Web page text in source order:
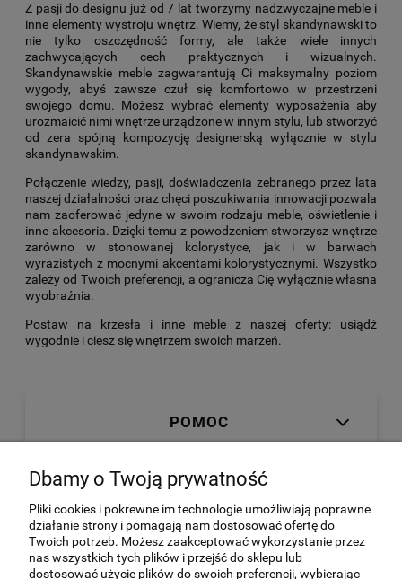
Z pasji do designu już od 7 lat tworzymy nadzwyczajne meble i
inne elementy wystroju wnętrz. Wiemy, że styl skandynawski to
nie tylko oszczędność formy, ale także wiele innych
zachwycających cech praktycznych i wizualnych.
Skandynawskie meble zagwarantują Ci maksymalny poziom
wygody, abyś zawsze czuł się komfortowo w przestrzeni
swojego domu. Możesz wybrać elementy wyposażenia aby
urozmaicić nimi wnętrze urządzone w innym stylu, lub stworzyć
od zera spójną kompozycję designerską wyłącznie w stylu
skandynawskim.
Połączenie wiedzy, pasji, doświadczenia zebranego przez lata
naszej działalności oraz chęci poszukiwania innowacji pozwala
nam zaoferować jedyne w swoim rodzaju meble, oświetlenie i
inne akcesoria. Dzięki temu z powodzeniem stworzysz wnętrze
zarówno w stonowanej kolorystyce, jak i w barwach
wyrazistych z mocnymi akcentami kolorystycznymi. Wszystko
zależy od Twoich preferencji, a ogranicza Cię wyłącznie własna
wyobraźnia.
Postaw na krzesła i inne meble z naszej oferty: usiądź
wygodnie i ciesz się wnętrzem swoich marzeń.
POMOC
MOJE KONTO
SKLEP ON-LINE
Dbamy o Twoją prywatność
Pliki cookies i pokrewne im technologie umożliwiają poprawne
działanie strony i pomagają nam dostosować ofertę do
Twoich potrzeb. Możesz zaakceptować wykorzystanie przez
nas wszystkich tych plików i przejść do sklepu lub
dostosować użycie plików do swoich preferencji, wybierając